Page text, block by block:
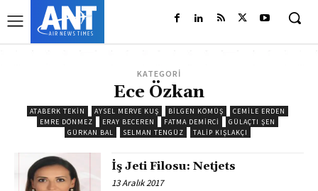
KATEGORİ
Ece Özkan
ATABERK TEKİN AYSEL MERVE KUŞ BILGEN KÖMÜŞ
CEMILE ERDEN
EMRE DÖNMEZ
ERAY BECEREN FATMA DEMIRCI
GÜLAÇTI ŞEN
GÜRKAN BAL
SELMAN TENGÜZ TALIP KIŞLAKÇI
İş Jeti Filosu: Netjets
13 Aralık 2017